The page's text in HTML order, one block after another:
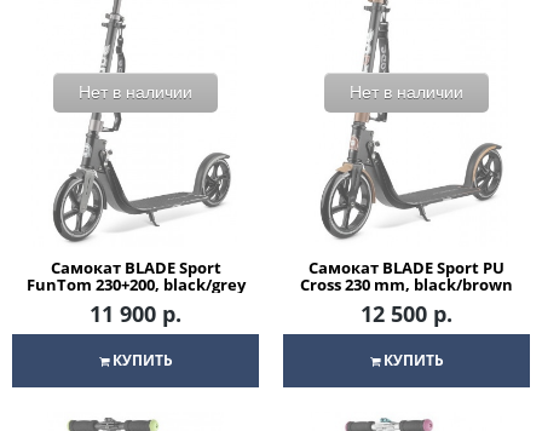
Нет в наличии
Самокат BLADE Sport
FunTom 230+200, black/grey
11 900 р.
КУПИТЬ
Нет в наличии
Самокат BLADE Sport PU
Cross 230 mm, black/brown
12 500 р.
КУПИТЬ